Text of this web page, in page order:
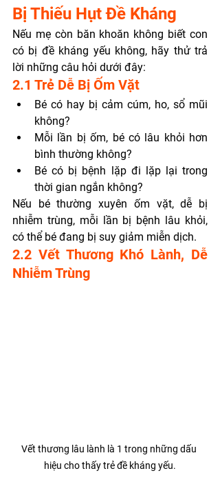
Bị Thiếu Hụt Đề Kháng
Nếu mẹ còn băn khoăn không biết con
có bị đề kháng yếu không, hãy thử trả
lời những câu hỏi dưới đây:
2.1 Trẻ Dễ Bị Ốm Vặt
Bé có hay bị cảm cúm, ho, sổ mũi
không?
Mỗi lần bị ốm, bé có lâu khỏi hơn
bình thường không?
Bé có bị bệnh lặp đi lặp lại trong
thời gian ngắn không?
Nếu bé thường xuyên ốm vặt, dễ bị
nhiễm trùng, mỗi lần bị bệnh lâu khỏi,
có thể bé đang bị suy giảm miễn dịch.
2.2 Vết Thương Khó Lành, Dễ
Nhiễm Trùng
Vết thương lâu lành là 1 trong những dấu
hiệu cho thấy trẻ đề kháng yếu.